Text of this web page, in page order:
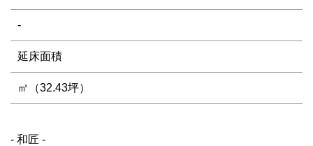
-
延床面積
㎡（32.43坪）
- 和匠 -